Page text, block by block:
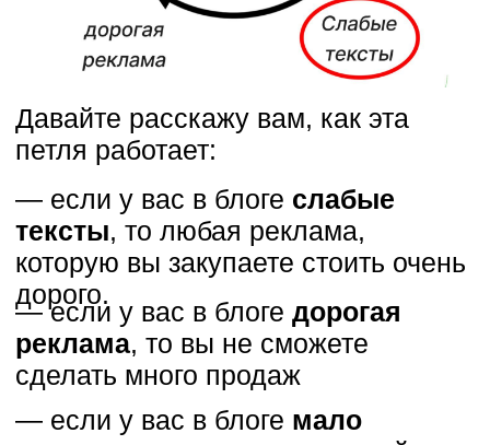
— Универсальная структура
для быстрой генерации
продающего контента в вашем
— 7 вещей, которые вы должны
убирать из своих текстов, чтобы
люди их дочитывали.
— Система работы
с копирайтером без потери
качества ваших текстов.
Видео № 2. Системные продажи
в блоге. Внедряем паутину
контента
В этом уроке: